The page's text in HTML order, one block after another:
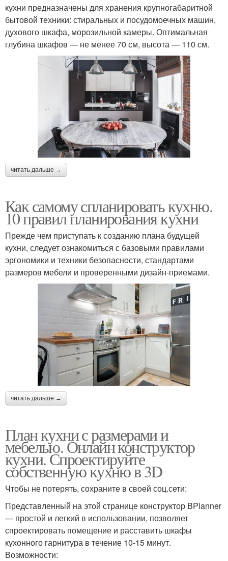
кухни предназначены для хранения крупногабаритной
бытовой техники: стиральных и посудомоечных машин,
духового шкафа, морозильной камеры. Оптимальная
глубина шкафов — не менее 70 см, высота — 110 см.
читать дальше →
Как самому спланировать кухню.
10 правил планирования кухни
Прежде чем приступать к созданию плана будущей
кухни, следует ознакомиться с базовыми правилами
эргономики и техники безопасности, стандартами
размеров мебели и проверенными дизайн-приемами.
читать дальше →
План кухни с размерами и
мебелью. Онлайн конструктор
кухни. Спроектируйте
собственную кухню в 3D
Чтобы не потерять, сохраните в своей соц.сети:
Представленный на этой странице конструктор BPlanner
— простой и легкий в использовании, позволяет
спроектировать помещение и расставить шкафы
кухонного гарнитура в течение 10-15 минут.
Возможности: